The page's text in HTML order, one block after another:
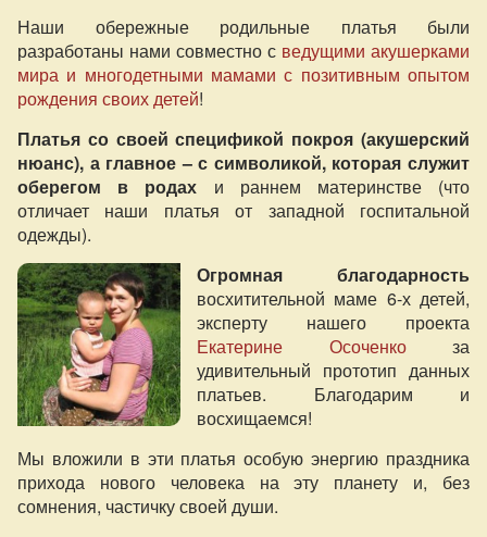
Наши обережные родильные платья были
разработаны нами совместно с ведущими акушерками
мира и многодетными мамами с позитивным опытом
рождения своих детей!
Платья со своей спецификой покроя (акушерский
нюанс), а главное – с символикой, которая служит
оберегом в родах и раннем материнстве (что
отличает наши платья от западной госпитальной
одежды).
Огромная благодарность
восхитительной маме 6-х детей,
эксперту нашего проекта
Екатерине Осоченкоза
удивительный прототип данных
платьев. Благодарим и
восхищаемся!
Мы вложили в эти платья особую энергию праздника
прихода нового человека на эту планету и, без
сомнения, частичку своей души.